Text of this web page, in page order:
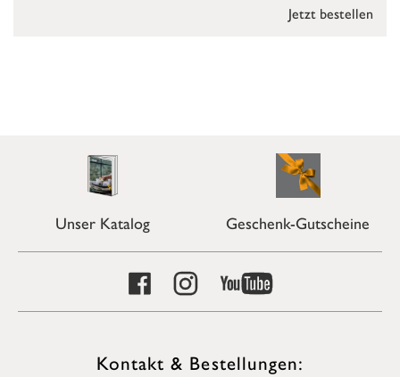
Jetzt bestellen
Unser Katalog Geschenk-Gutscheine
Kontakt & Bestellungen: